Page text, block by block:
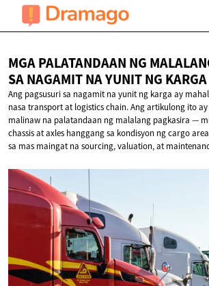
MGA PALATANDAAN NG
SA NAGAMIT NA YUNITNG KARGA
Ang pagsusuri sa nagamit na yunit ng karga ay
nasa transport at logistics chain. Ang artikulong ito
malinaw na palatandaan ng malalang pagkasira —
chassis at axles hanggang sa kondisyon ng cargo
sa mas maingat na sourcing, valuation, at